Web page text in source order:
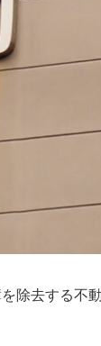
除去する不